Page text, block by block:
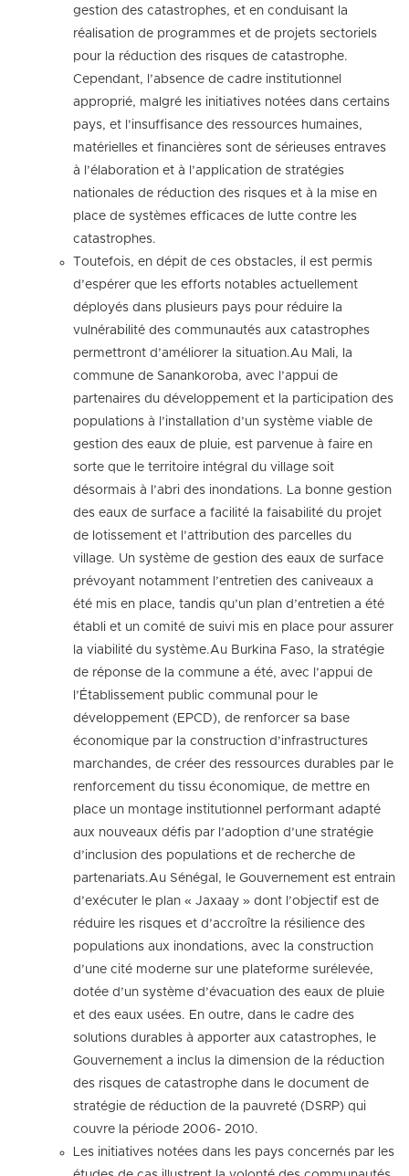
gestion des catastrophes, et en conduisant la
réalisation de programmes et de projets sectoriels
pour la réduction des risques de catastrophe.
Cependant, l’absence de cadre institutionnel
approprié, malgré les initiatives notées dans certains
pays, et l’insuffisance des ressources humaines,
matérielles et financières sont de sérieuses entraves
à l’élaboration et à l’application de stratégies
nationales de réduction des risques et à la mise en
place de systèmes efficaces de lutte contre les
catastrophes.
Toutefois, en dépit de ces obstacles, il est permis
d’espérer que les efforts notables actuellement
déployés dans plusieurs pays pour réduire la
vulnérabilité des communautés aux catastrophes
permettront d’améliorer la situation.Au Mali, la
commune de Sanankoroba, avec l’appui de
partenaires du développement et la participation des
populations à l’installation d’un système viable de
gestion des eaux de pluie, est parvenue à faire en
sorte que le territoire intégral du village soit
désormais à l’abri des inondations. La bonne gestion
des eaux de surface a facilité la faisabilité du projet
de lotissement et l’attribution des parcelles du
village. Un système de gestion des eaux de surface
prévoyant notamment l’entretien des caniveaux a
été mis en place, tandis qu’un plan d’entretien a été
établi et un comité de suivi mis en place pour assurer
la viabilité du système.Au Burkina Faso, la stratégie
de réponse de la commune a été, avec l’appui de
l’Établissement public communal pour le
développement (EPCD), de renforcer sa base
économique par la construction d’infrastructures
marchandes, de créer des ressources durables par le
renforcement du tissu économique, de mettre en
place un montage institutionnel performant adapté
aux nouveaux défis par l’adoption d’une stratégie
d’inclusion des populations et de recherche de
partenariats.Au Sénégal, le Gouvernement est entrain
d’exécuter le plan « Jaxaay » dont l’objectif est de
réduire les risques et d’accroître la résilience des
populations aux inondations, avec la construction
d’une cité moderne sur une plateforme surélevée,
dotée d’un système d’évacuation des eaux de pluie
et des eaux usées. En outre, dans le cadre des
solutions durables à apporter aux catastrophes, le
Gouvernement a inclus la dimension de la réduction
des risques de catastrophe dans le document de
stratégie de réduction de la pauvreté (DSRP) qui
couvre la période 2006- 2010.
Les initiatives notées dans les pays concernés par les